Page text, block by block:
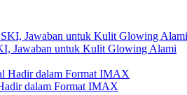
Jawaban untuk Kulit Glowing Alami
dalam Format IMAX